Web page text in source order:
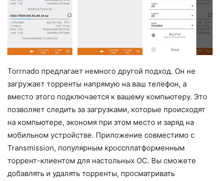
Torrnado предлагает немного другой подход. Он не
загружает торренты напрямую на ваш телефон, а
вместо этого подключается к вашему компьютеру. Это
позволяет следить за загрузками, которые происходят
на компьютере, экономя при этом место и заряд на
мобильном устройстве. Приложение совместимо с
Transmission, популярным кроссплатформенным
торрент-клиентом для настольных ОС. Вы сможете
добавлять и удалять торренты, просматривать